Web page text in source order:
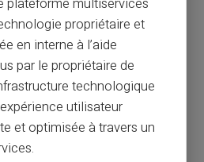
est bien inscrit dans
l'étranger et qu'il suit
N'oubliez pas defournir ces
impartis pour prévenir toute
des allocations familiales.
la CAF pour obtenir la liste
requis et les modalités de
plateforme multiservices
propriétaire et
en interne à l’aide
par le propriétaire de
technologique
utilisateur
et optimisée à travers un